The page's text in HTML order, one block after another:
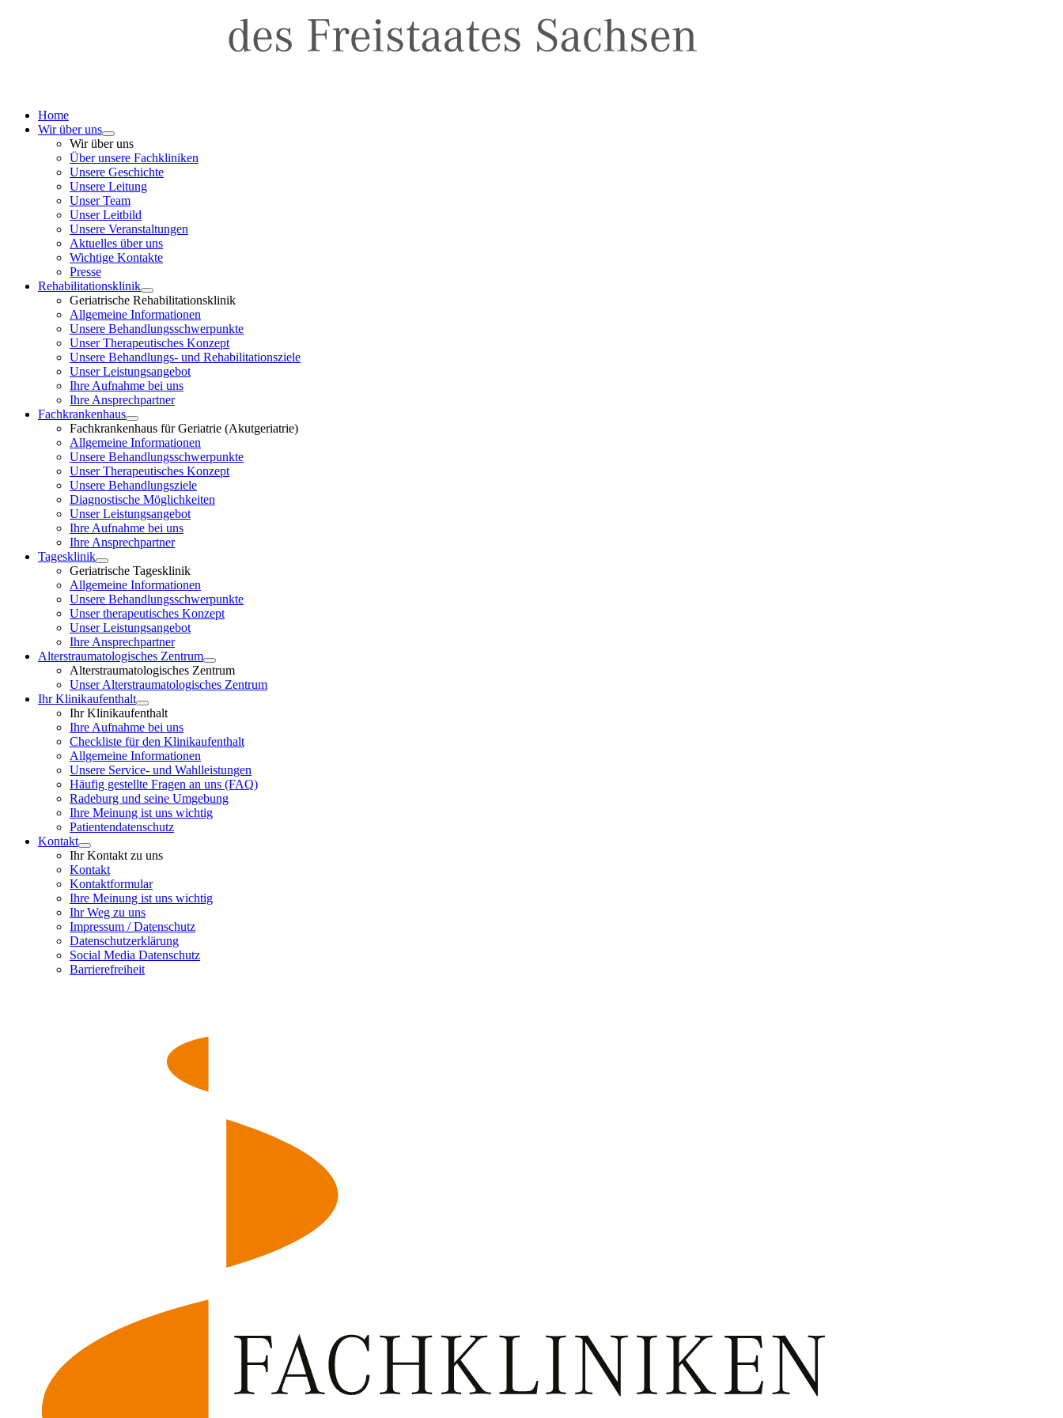
Home
Wir über uns
Wir über uns
Über unsere Fachkliniken
Unsere Geschichte
Unsere Leitung
Unser Team
Unser Leitbild
Unsere Veranstaltungen
Aktuelles über uns
Wichtige Kontakte
Presse
Rehabilitationsklinik
Geriatrische Rehabilitationsklinik
Allgemeine Informationen
Unsere Behandlungsschwerpunkte
Unser Therapeutisches Konzept
Unsere Behandlungs- und Rehabilitationsziele
Unser Leistungsangebot
Ihre Aufnahme bei uns
Ihre Ansprechpartner
Fachkrankenhaus
Fachkrankenhaus für Geriatrie (Akutgeriatrie)
Allgemeine Informationen
Unsere Behandlungsschwerpunkte
Unser Therapeutisches Konzept
Unsere Behandlungsziele
Diagnostische Möglichkeiten
Unser Leistungsangebot
Ihre Aufnahme bei uns
Ihre Ansprechpartner
Tagesklinik
Geriatrische Tagesklinik
Allgemeine Informationen
Unsere Behandlungsschwerpunkte
Unser therapeutisches Konzept
Unser Leistungsangebot
Ihre Ansprechpartner
Alterstraumatologisches Zentrum
Alterstraumatologisches Zentrum
Unser Alterstraumatologisches Zentrum
Ihr Klinikaufenthalt
Ihr Klinikaufenthalt
Ihre Aufnahme bei uns
Checkliste für den Klinikaufenthalt
Allgemeine Informationen
Unsere Service- und Wahlleistungen
Häufig gestellte Fragen an uns (FAQ)
Radeburg und seine Umgebung
Ihre Meinung ist uns wichtig
Patientendatenschutz
Kontakt
Ihr Kontakt zu uns
Kontakt
Kontaktformular
Ihre Meinung ist uns wichtig
Ihr Weg zu uns
Impressum / Datenschutz
Datenschutzerklärung
Social Media Datenschutz
Barrierefreiheit